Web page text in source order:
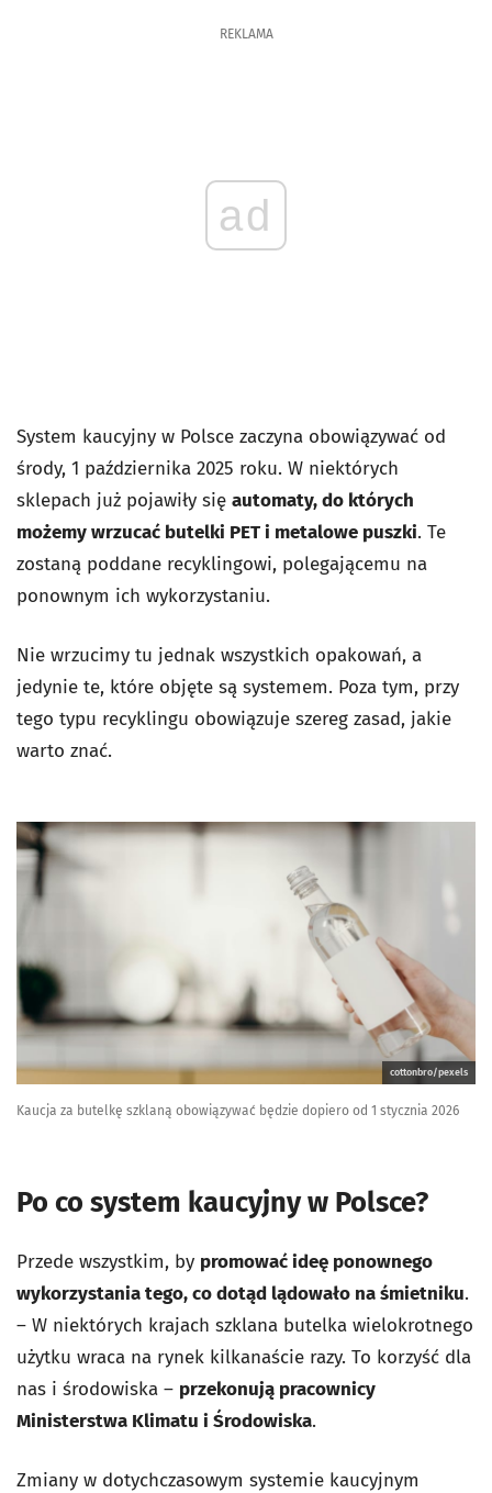
REKLAMA
ad
System kaucyjny w Polsce zaczyna obowiązywać od
środy, 1 października 2025 roku. W niektórych
sklepach już pojawiły się automaty, do których
możemy wrzucać butelki PET i metalowe puszki. Te
zostaną poddane recyklingowi, polegającemu na
ponownym ich wykorzystaniu.
Nie wrzucimy tu jednak wszystkich opakowań, a
jedynie te, które objęte są systemem. Poza tym, przy
tego typu recyklingu obowiązuje szereg zasad, jakie
warto znać.
cottonbro/pexels
Kaucja za butelkę szklaną obowiązywać będzie dopiero od 1 stycznia 2026
Po co system kaucyjny w Polsce?
Przede wszystkim, by promować ideę ponownego
wykorzystania tego, co dotąd lądowało na śmietniku.
– W niektórych krajach szklana butelka wielokrotnego
użytku wraca na rynek kilkanaście razy. To korzyść dla
nas i środowiska – przekonują pracownicy
Ministerstwa Klimatu i Środowiska.
Zmiany w dotychczasowym systemie kaucyjnym